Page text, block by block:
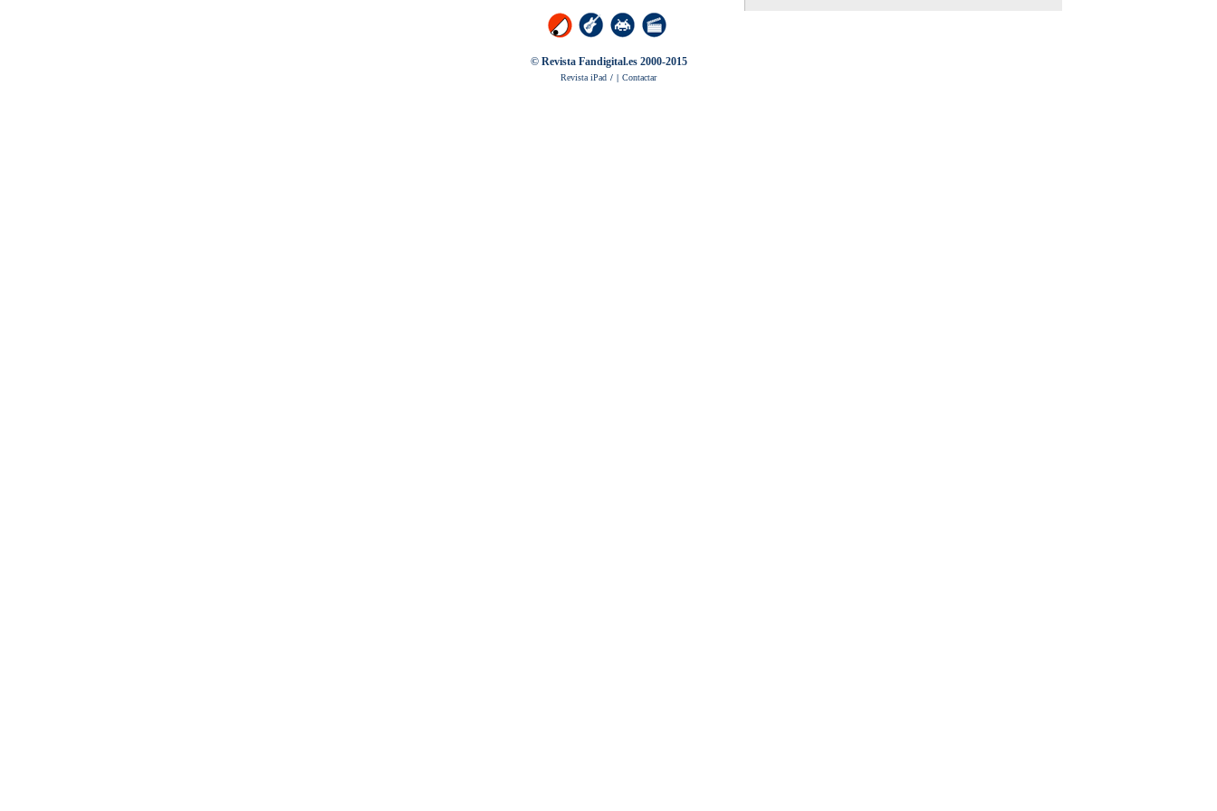
© Revista Fandigital.es 2000-2015
Revista iPad / | Contactar